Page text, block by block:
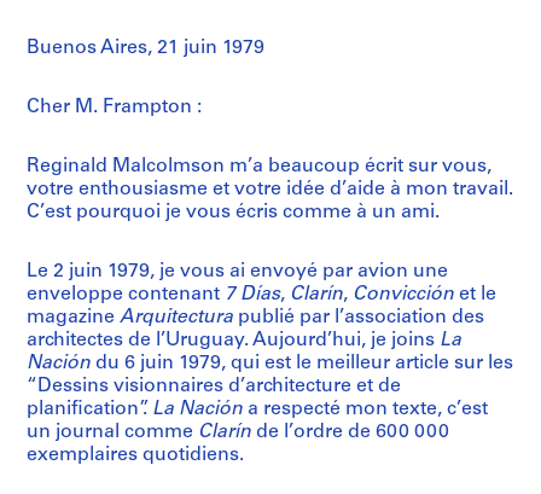
Buenos Aires, 21 juin 1979
Cher M. Frampton :
Reginald Malcolmson m’a beaucoup écrit sur vous,
votre enthousiasme et votre idée d’aide à mon travail.
C’est pourquoi je vous écris comme à un ami.
Le 2 juin 1979, je vous ai envoyé par avion une
enveloppe contenant 7 Días, Clarín, Convicción et le
magazine Arquitectura publié par l’association des
architectes de l’Uruguay. Aujourd’hui, je joins La
Nación du 6 juin 1979, qui est le meilleur article sur les
“Dessins visionnaires d’architecture et de
planification”. La Nación a respecté mon texte, c’est
un journal comme Clarín de l’ordre de 600 000
exemplaires quotidiens.